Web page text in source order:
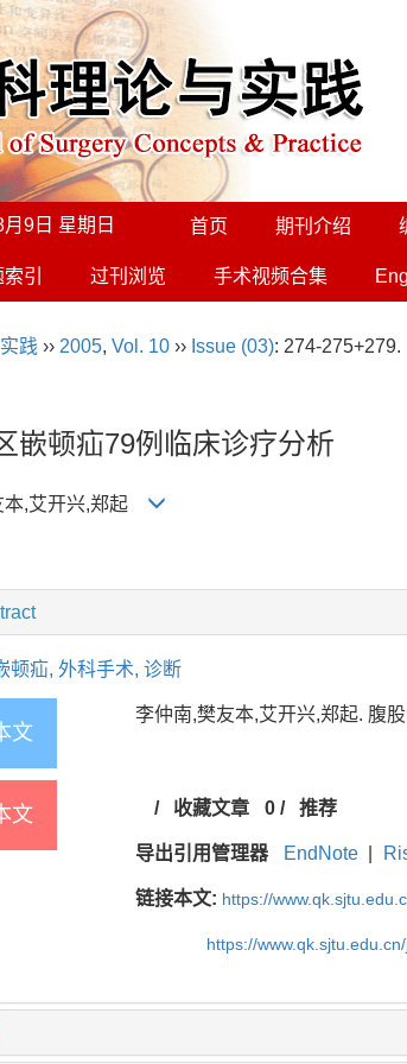
9日 星期日 首页 期刊介绍
引 过刊浏览 手术视频合集
践 ›› 2005, Vol. 10 ›› Issue (03): 274-275+279.
嵌顿疝79例临床诊疗分析
本,艾开兴,郑起
顿疝, 外科手术, 诊断
文
李仲南,樊友本,艾开兴,郑起. 腹
文 / 收藏文章 0/ 推荐
导出引用管理器 EndNote
链接本文: https://
https://